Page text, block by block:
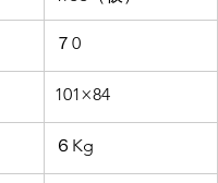
７0
101×84
６Kg